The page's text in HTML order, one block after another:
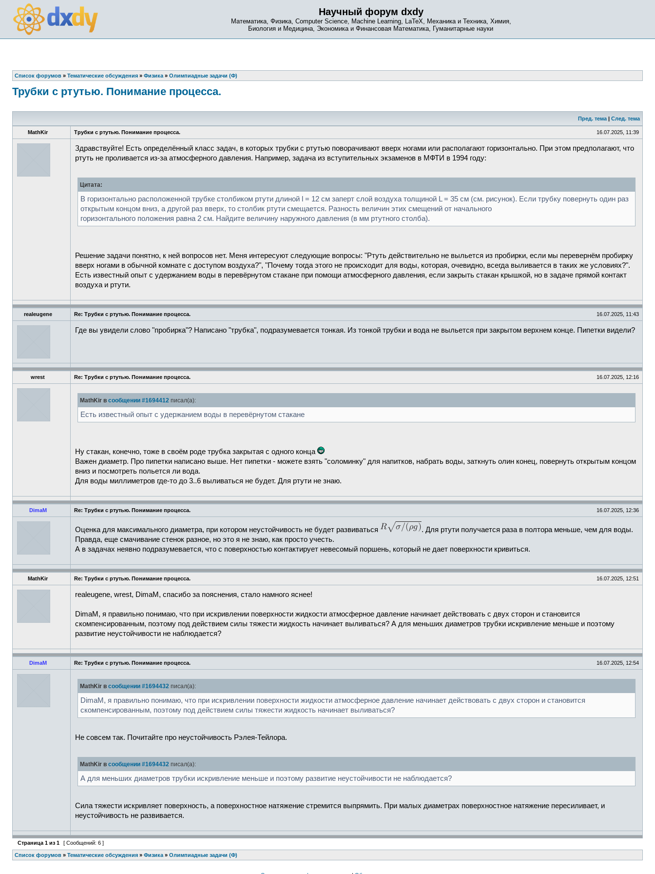
Научный форум dxdy
Математика, Физика, Computer Science, Machine Learning, LaTeX, Механика и Техника, Химия,
Биология и Медицина, Экономика и Финансовая Математика, Гуманитарные науки
Список форумов » Тематические обсуждения » Физика » Олимпиадные задачи (Ф)
Трубки с ртутью. Понимание процесса.
Пред. тема | След. тема
MathKir Трубки с ртутью. Понимание процесса. 16.07.2025, 11:39
Здравствуйте! Есть определённый класс задач, в которых трубки с ртутью поворачивают вверх ногами или располагают горизонтально. При этом предполагают, что
ртуть не проливается из-за атмосферного давления. Например, задача из вступительных экзаменов в МФТИ в 1994 году:
Цитата:
В горизонтально расположенной трубке столбиком ртути длиной l = 12 см заперт слой воздуха толщиной L = 35 см (см. рисунок). Если трубку повернуть один раз
открытым концом вниз, а другой раз вверх, то столбик ртути смещается. Разность величин этих смещений от начального
горизонтального положения равна 2 см. Найдите величину наружного давления (в мм ртутного столба).
Решение задачи понятно, к ней вопросов нет. Меня интересуют следующие вопросы: "Ртуть действительно не выльется из пробирки, если мы перевернём пробирку
вверх ногами в обычной комнате с доступом воздуха?", "Почему тогда этого не происходит для воды, которая, очевидно, всегда выливается в таких же условиях?".
Есть известный опыт с удержанием воды в перевёрнутом стакане при помощи атмосферного давления, если закрыть стакан крышкой, но в задаче прямой контакт
воздуха и ртути.
realeugene Re: Трубки с ртутью. Понимание процесса. 16.07.2025, 11:43
Где вы увидели слово "пробирка"? Написано "трубка", подразумевается тонкая. Из тонкой трубки и вода не выльется при закрытом верхнем конце. Пипетки видели?
wrest Re: Трубки с ртутью. Понимание процесса. 16.07.2025, 12:16
MathKir в сообщении #1694412 писал(а):
Есть известный опыт с удержанием воды в перевёрнутом стакане
Ну стакан, конечно, тоже в своём роде трубка закрытая с одного конца
Важен диаметр. Про пипетки написано выше. Нет пипетки - можете взять "соломинку" для напитков, набрать воды, заткнуть олин конец, повернуть открытым концом
вниз и посмотреть польется ли вода.
Для воды миллиметров где-то до 3..6 выливаться не будет. Для ртути не знаю.
DimaM Re: Трубки с ртутью. Понимание процесса. 16.07.2025, 12:36
Оценка для максимального диаметра, при котором неустойчивость не будет развиваться
. Для ртути получается раза в полтора меньше, чем для воды.
Правда, еще смачивание стенок разное, но это я не знаю, как просто учесть.
А в задачах неявно подразумевается, что с поверхностью контактирует невесомый поршень, который не дает поверхности кривиться.
MathKir Re: Трубки с ртутью. Понимание процесса. 16.07.2025, 12:51
realeugene, wrest, DimaM, спасибо за пояснения, стало намного яснее!
DimaM, я правильно понимаю, что при искривлении поверхности жидкости атмосферное давление начинает действовать с двух сторон и становится
скомпенсированным, поэтому под действием силы тяжести жидкость начинает выливаться? А для меньших диаметров трубки искривление меньше и поэтому
развитие неустойчивости не наблюдается?
DimaM Re: Трубки с ртутью. Понимание процесса. 16.07.2025, 12:54
MathKir в сообщении #1694432 писал(а):
DimaM, я правильно понимаю, что при искривлении поверхности жидкости атмосферное давление начинает действовать с двух сторон и становится
скомпенсированным, поэтому под действием силы тяжести жидкость начинает выливаться?
Не совсем так. Почитайте про неустойчивость Рэлея-Тейлора.
MathKir в сообщении #1694432 писал(а):
А для меньших диаметров трубки искривление меньше и поэтому развитие неустойчивости не наблюдается?
Сила тяжести искривляет поверхность, а поверхностное натяжение стремится выпрямить. При малых диаметрах поверхностное натяжение пересиливает, и
неустойчивость не развивается.
Страница 1 из 1 [ Сообщений: 6 ]
Список форумов » Тематические обсуждения » Физика » Олимпиадные задачи (Ф)